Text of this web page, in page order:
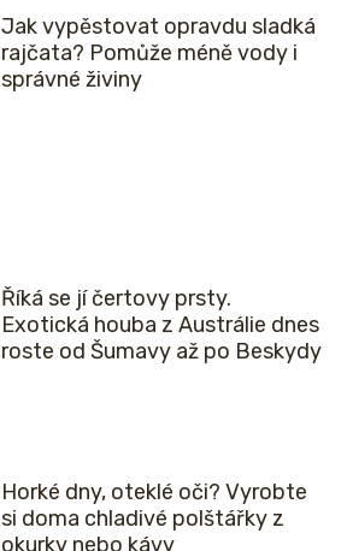
Jak vypěstovat opravdu sladká
rajčata? Pomůže méně vody i
správné živiny
Říká se jí čertovy prsty.
Exotická houba z Austrálie dnes
roste od Šumavy až po Beskydy
Horké dny, oteklé oči? Vyrobte
si doma chladivé polštářky z
okurky nebo kávy